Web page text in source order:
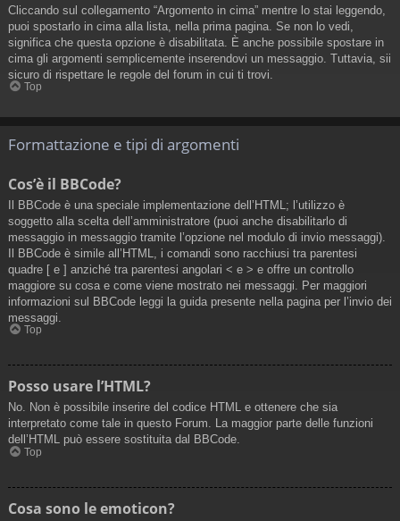
Cliccando sul collegamento “Argomento in cima” mentre lo stai leggendo,
puoi spostarlo in cima alla lista, nella prima pagina. Se non lo vedi,
significa che questa opzione è disabilitata. È anche possibile spostare in
cima gli argomenti semplicemente inserendovi un messaggio. Tuttavia, sii
sicuro di rispettare le regole del forum in cui ti trovi.
Top
Formattazione e tipi di argomenti
Cos’è il BBCode?
Il BBCode è una speciale implementazione dell’HTML; l’utilizzo è
soggetto alla scelta dell’amministratore (puoi anche disabilitarlo di
messaggio in messaggio tramite l’opzione nel modulo di invio messaggi).
Il BBCode è simile all’HTML, i comandi sono racchiusi tra parentesi
quadre [ e ] anziché tra parentesi angolari < e > e offre un controllo
maggiore su cosa e come viene mostrato nei messaggi. Per maggiori
informazioni sul BBCode leggi la guida presente nella pagina per l’invio dei
messaggi.
Top
Posso usare l’HTML?
No. Non è possibile inserire del codice HTML e ottenere che sia
interpretato come tale in questo Forum. La maggior parte delle funzioni
dell’HTML può essere sostituita dal BBCode.
Top
Cosa sono le emoticon?